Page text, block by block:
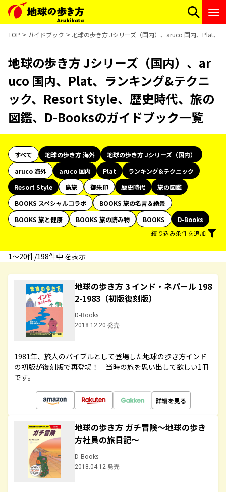
TOP ガイドブック 地球の歩き方 Jシリーズ（国内）、aruco 国内、Plat、
地球の歩き方 Jシリーズ（国内）、ar
uco 国内、Plat、ランキング&テクニ
ック、Resort Style、歴史時代、旅の
図鑑、D-Booksのガイドブック一覧
すべて 地球の歩き方 海外
地球の歩き方 Jシリーズ（国内）
aruco 海外
aruco 国内 Plat
ランキング&テクニック
Resort Style
島旅 御朱印 歴史時代
旅の図鑑
BOOKS スペシャルコラボ
BOOKS 旅の名言＆絶景
BOOKS 旅と健康
BOOKS 旅の読み物 BOOKS
D-Books
絞り込み条件を追加
1〜20件/198件中 を表示
地球の歩き方 3 インド・ネパール 198
2-1983（初版復刻版）
D-Books
2018.12.20 発売
1981年、旅人のバイブルとして登場した地球の歩き方インド
の初版が復刻版で再登場！ 当時の旅を思い出して欲しい1冊
です。
詳細を見る
地球の歩き方 ガチ冒険～地球の歩き
方社員の旅日記～
D-Books
2018.04.12 発売